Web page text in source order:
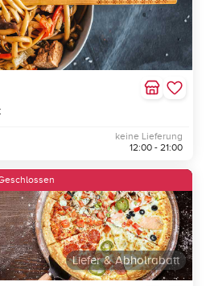
keine Lieferung
12:00 - 21:00
Liefer & Abholrabatt